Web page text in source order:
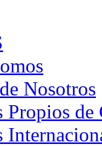
Nosotros
Propios